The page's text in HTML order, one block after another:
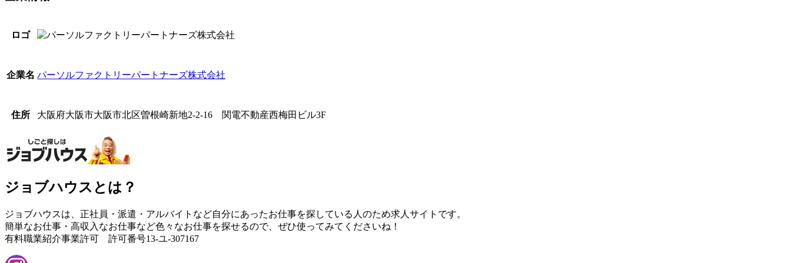
ロゴ
企業名 パーソルファクトリーパートナーズ株式会社
住所 大阪府大阪市大阪市北区曽根崎新地2-2-16 関電不動産西梅田ビル3F
ジョブハウスとは？
ジョブハウスは、正社員・派遣・アルバイトなど自分にあったお仕事を探している人のため求人サイトです。
簡単なお仕事・高収入なお仕事など色々なお仕事を探せるので、ぜひ使ってみてくださいね！
有料職業紹介事業許可 許可番号13-ユ-307167